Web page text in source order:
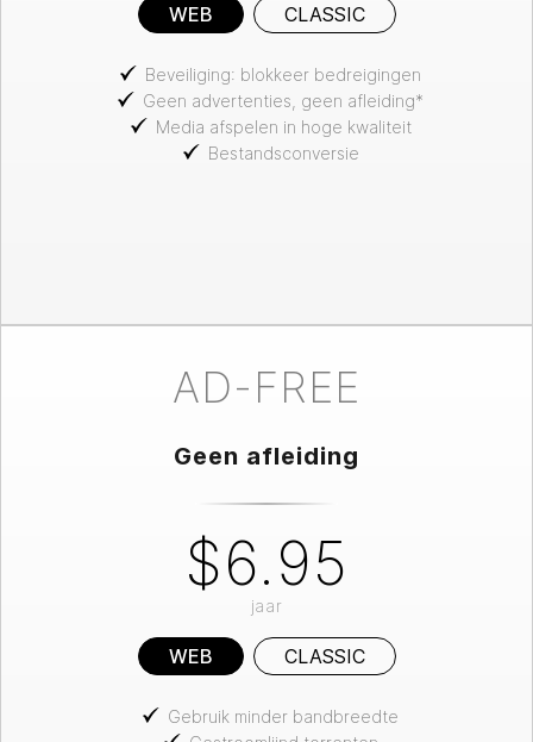
WEB CLASSIC
Beveiliging: blokkeer bedreigingen
Geen advertenties, geen afleiding*
Media afspelen in hoge kwaliteit
Bestandsconversie
AD-FREE
Geen afleiding
$6.95
jaar
WEB CLASSIC
Gebruik minder bandbreedte